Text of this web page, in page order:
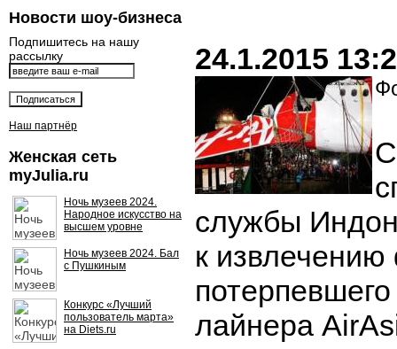
Новости шоу-бизнеса
Подпишитесь на нашу
рассылку
Наш партнёр
Женская сеть
myJulia.ru
Ночь музеев 2024.
Народное искусство на
высшем уровне
Ночь музеев 2024. Бал
с Пушкиным
Конкурс «Лучший
пользователь марта»
на Diets.ru
24.1.2015
службы
к
лайнера